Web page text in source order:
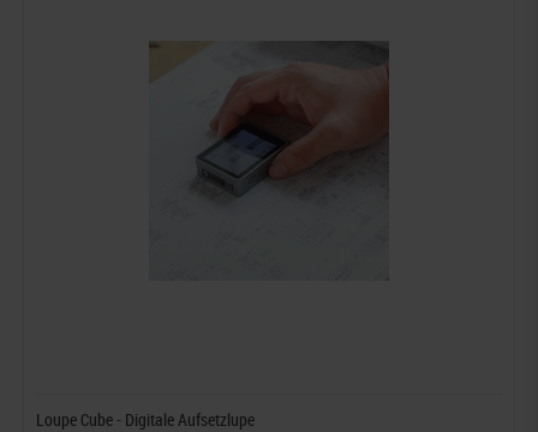
Loupe Cube - Digitale Aufsetzlupe